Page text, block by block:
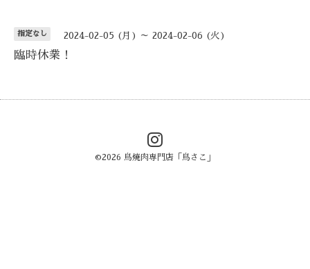
指定なし 2024-02-05 (月) ～ 2024-02-06 (火)
臨時休業！
©2026 鳥焼肉専門店「鳥さこ」